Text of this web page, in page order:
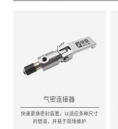
气密连接器
快速更换密封装置，以适应多种尺寸
的管道，并易于现场维护